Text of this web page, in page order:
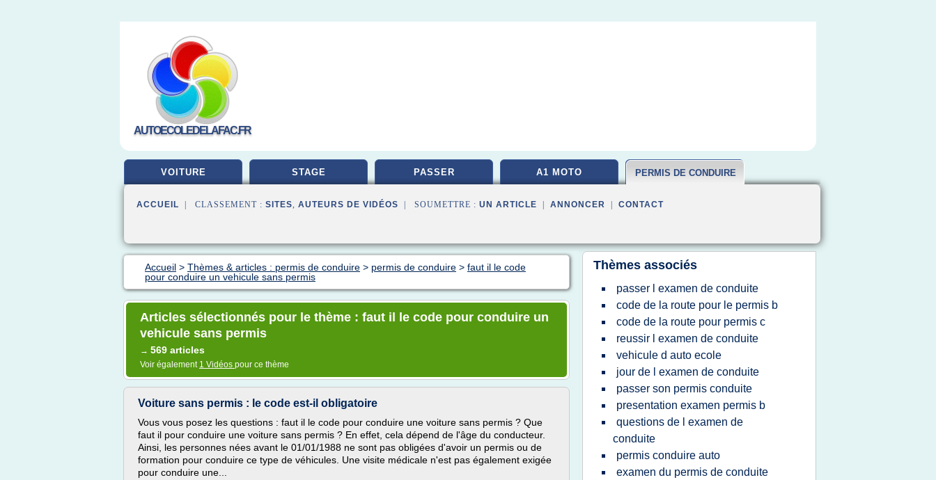
AUTOECOLEDELAFAC.FR
VOITURE STAGE PASSER A1 MOTO PERMIS DE CONDUIRE
ACCUEIL | CLASSEMENT : SITES, AUTEURS DE VIDÉOS | SOUMETTRE : UN ARTICLE ANNONCER CONTACT
Accueil > Thèmes & articles : permis de conduire > permis de conduire > faut il le code
pour conduire un vehicule sans permis
Articles sélectionnés pour le thème : faut il le code pour conduire un
vehicule sans permis
→ 569 articles
Voir également 1 Vidéos pour ce thème
Voiture sans permis : le code est-il obligatoire
Vous vous posez les questions : faut il le code pour conduire une voiture sans permis ? Que
faut il pour conduire une voiture sans permis ? En effet, cela dépend de l'âge du conducteur.
Ainsi, les personnes nées avant le 01/01/1988 ne sont pas obligées d'avoir un permis ou de
formation pour conduire ce type de véhicules. Une visite médicale n'est pas également exigée
pour conduire une...
Thèmes associés
passer l examen de conduite
code de la route pour le permis b
code de la route pour permis c
reussir l examen de conduite
vehicule d auto ecole
jour de l examen de conduite
passer son permis conduite
presentation examen permis b
questions de l examen de
conduite
permis conduire auto
examen du permis de conduite